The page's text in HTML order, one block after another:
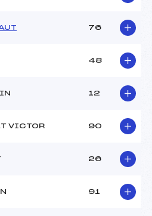
76
48
12
VICTOR 90
26
91